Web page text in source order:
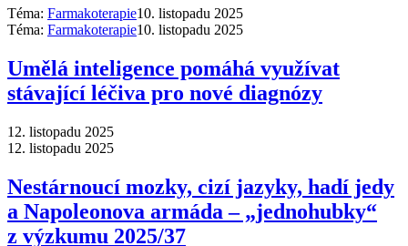
Téma: Farmakoterapie10. listopadu 2025
Téma: Farmakoterapie10. listopadu 2025
Umělá inteligence pomáhá využívat
stávající léčiva pro nové diagnózy
12. listopadu 2025
12. listopadu 2025
Nestárnoucí mozky, cizí jazyky, hadí jedy
a Napoleonova armáda –⁠ „jednohubky“
z výzkumu 2025/37